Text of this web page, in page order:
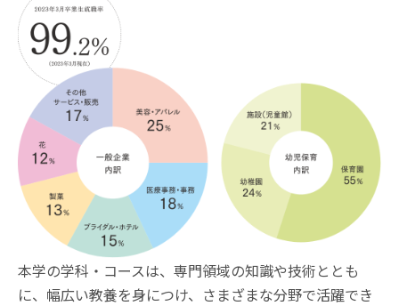
本学の学科・コースは、専門領域の知識や技術ととも
に、幅広い教養を身につけ、さまざまな分野で活躍でき